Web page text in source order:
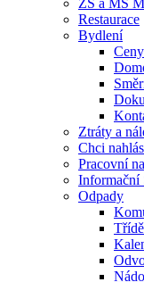
ZŠ a MŠ
Restaurace
Bydlení
Ztráty a
Chci
Pracovní
Informační
Odpady